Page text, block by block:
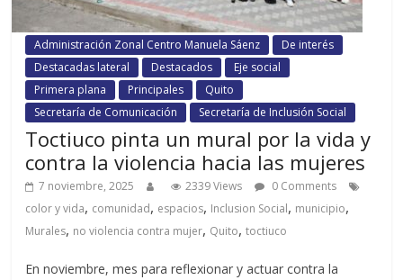
Administración Zonal Centro Manuela Sáenz
De interés
Destacadas lateral
Destacados
Eje social
Primera plana
Principales
Quito
Secretaría de Comunicación
Secretaría de Inclusión Social
Toctiuco pinta un mural por la vida y
contra la violencia hacia las mujeres
7 noviembre, 2025 2339 Views
0 Comments
color y vida, comunidad, espacios, Inclusion Social, municipio,
Murales, no violencia contra mujer, Quito,toctiuco
En noviembre, mes para reflexionar y actuar contra la